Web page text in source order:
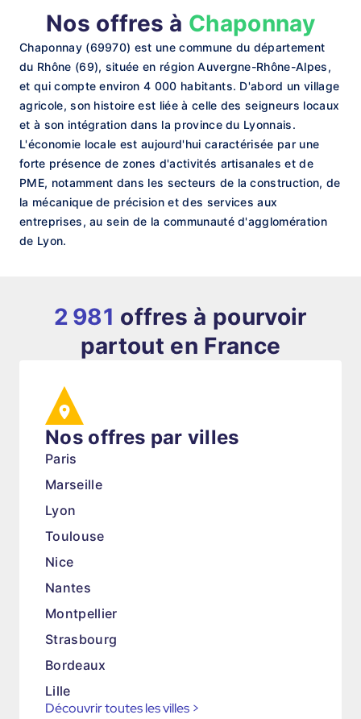
Nos offres à Chaponnay
Chaponnay (69970) est une commune du département
du Rhône (69), située en région Auvergne-Rhône-Alpes,
et qui compte environ 4 000 habitants. D'abord un village
agricole, son histoire est liée à celle des seigneurs locaux
et à son intégration dans la province du Lyonnais.
L'économie locale est aujourd'hui caractérisée par une
forte présence de zones d'activités artisanales et de
PME, notamment dans les secteurs de la construction, de
la mécanique de précision et des services aux
entreprises, au sein de la communauté d'agglomération
de Lyon.
2 981 offres à pourvoir
partout en France
Nos offres par villes
Paris
Marseille
Lyon
Toulouse
Nice
Nantes
Montpellier
Strasbourg
Bordeaux
Lille
Découvrir toutes les villes >